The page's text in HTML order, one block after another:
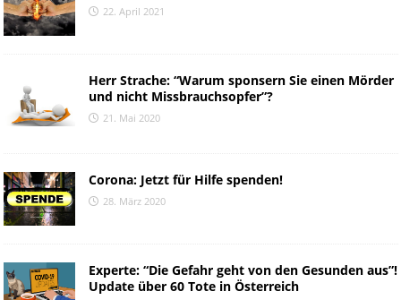
22. April 2021
Herr Strache: “Warum sponsern Sie einen Mörder
und nicht Missbrauchsopfer”?
21. Mai 2020
Corona: Jetzt für Hilfe spenden!
28. März 2020
Experte: “Die Gefahr geht von den Gesunden aus”!
Update über 60 Tote in Österreich